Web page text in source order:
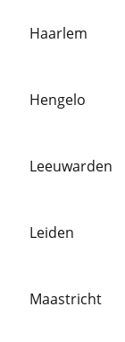
Haarlem
Hengelo
Leeuwarden
Leiden
Maastricht